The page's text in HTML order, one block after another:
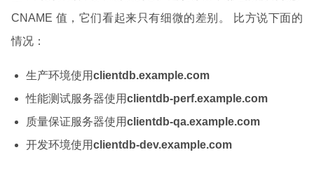
CNAME 值，它们看起来只有细微的差别。 比方说下面的
情况：
生产环境使用clientdb.example.com
性能测试服务器使用clientdb-perf.example.com
质量保证服务器使用clientdb-qa.example.com
开发环境使用clientdb-dev.example.com